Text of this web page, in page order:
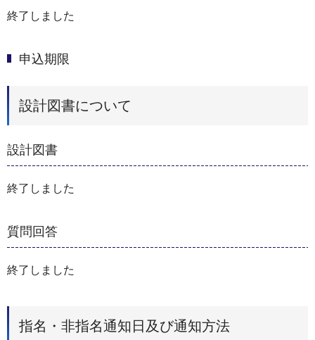
終了しました
申込期限
設計図書について
設計図書
終了しました
質問回答
終了しました
指名・非指名通知日及び通知方法